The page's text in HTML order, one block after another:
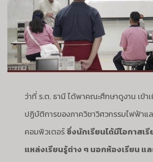
ของ
ภาค
วิชา
วิศวกรรม
ไฟฟ้า
และ
คอมพิวเตอร์
ว่าที่ ร.ต. ธานี ได้พาคณะศึกษาดูงาน เข้า
ปฏิบัติการของภาควิชาวิศวกรรมไฟฟ้าแ
คอมพิวเตอร์ ซึ่งนักเรียนได้มีโอกาสเ
แหล่งเรียนรู้ต่าง ๆ นอกห้องเรียน แล